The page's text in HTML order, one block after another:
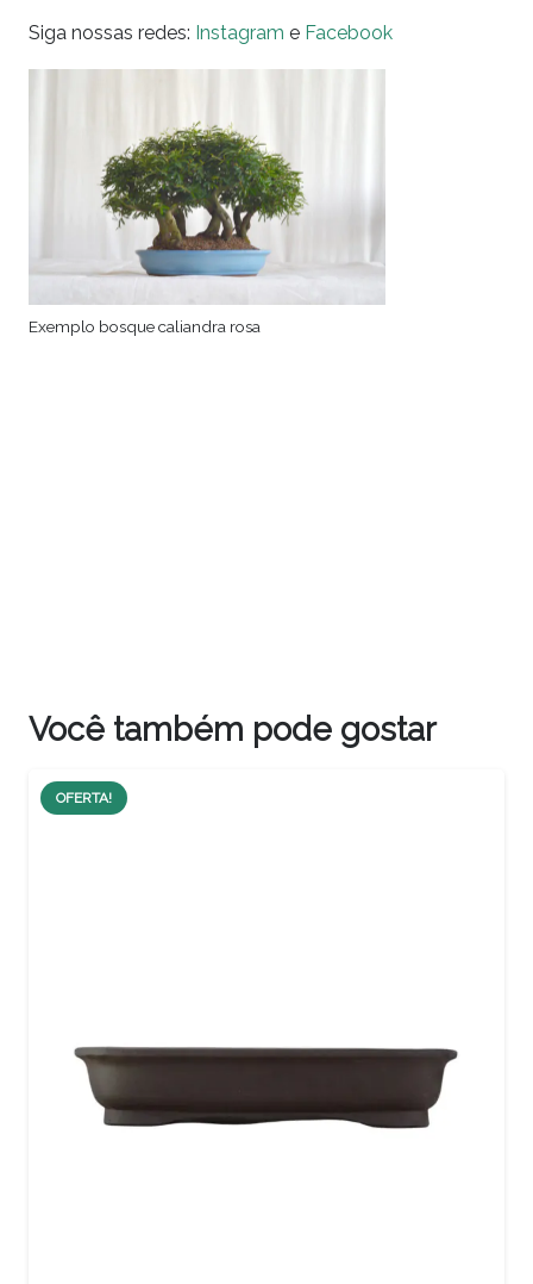
Siga nossas redes: Instagram e Facebook
Exemplo bosque caliandra rosa
Você também pode gostar
OFERTA!